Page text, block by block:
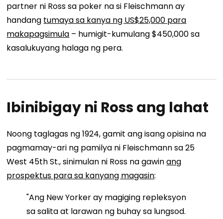
partner ni Ross sa poker na si Fleischmann ay
handang tumaya sa kanya ng US$25,000 para
makapagsimula – humigit-kumulang $450,000 sa
kasalukuyang halaga ng pera.
Ibinibigay ni Ross ang lahat
Noong taglagas ng 1924, gamit ang isang opisina na
pagmamay-ari ng pamilya ni Fleischmann sa 25
West 45th St., sinimulan ni Ross na gawinang
prospektus para sa kanyang magasin:
"Ang New Yorker ay magiging repleksyon
sa salita at larawan ng buhay sa lungsod.